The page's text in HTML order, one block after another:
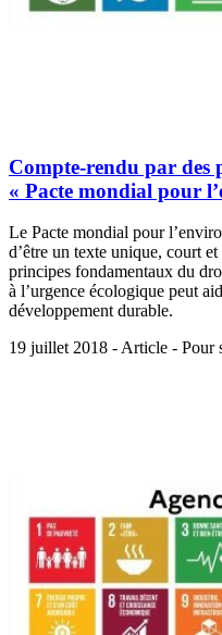
Compte-rendu par des
« Pacte mondial pour
Le Pacte mondial pour
d’être un texte unique, court
principes fondamentaux du
à l’urgence écologique peut
développement durable.
19 juillet 2018 - Article - Pour